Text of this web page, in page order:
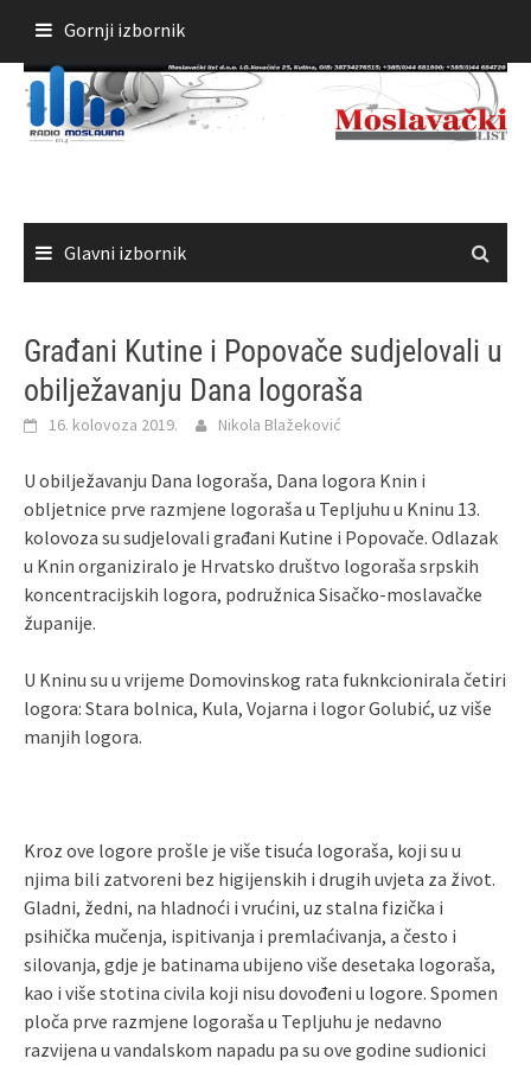
sadržaja
Gornji izbornik
Glavni izbornik
Građani Kutine i Popovače sudjelovali u
obilježavanju Dana logoraša
16. kolovoza 2019. Nikola Blažeković
U obilježavanju Dana logoraša, Dana logora Knin i
obljetnice prve razmjene logoraša u Tepljuhu u Kninu 13.
kolovoza su sudjelovali građani Kutine i Popovače. Odlazak
u Knin organiziralo je Hrvatsko društvo logoraša srpskih
koncentracijskih logora, podružnica Sisačko-moslavačke
županije.
U Kninu su u vrijeme Domovinskog rata fuknkcionirala četiri
logora: Stara bolnica, Kula, Vojarna i logor Golubić, uz više
manjih logora.
Kroz ove logore prošle je više tisuća logoraša, koji su u
njima bili zatvoreni bez higijenskih i drugih uvjeta za život.
Gladni, žedni, na hladnoći i vrućini, uz stalna fizička i
psihička mučenja, ispitivanja i premlaćivanja, a često i
silovanja, gdje je batinama ubijeno više desetaka logoraša,
kao i više stotina civila koji nisu dovođeni u logore. Spomen
ploča prve razmjene logoraša u Tepljuhu je nedavno
razvijena u vandalskom napadu pa su ove godine sudionici